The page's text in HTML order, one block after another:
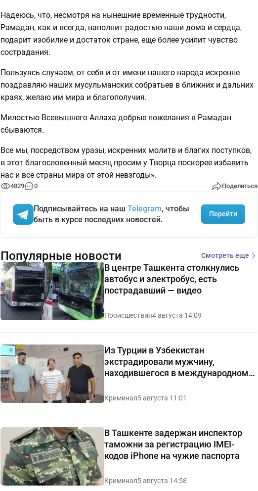
Надеюсь, что, несмотря на нынешние временные трудности,
Рамадан, как и всегда, наполнит радостью наши дома и сердца,
подарит изобилие и достаток стране, еще более усилит чувство
сострадания.
Пользуясь случаем, от себя и от имени нашего народа искренне
поздравляю наших мусульманских собратьев в ближних и дальних
краях, желаю им мира и благополучия.
Милостью Всевышнего Аллаха добрые пожелания в Рамадан
сбываются.
Все мы, посредством уразы, искренних молитв и благих поступков,
в этот благословенный месяц просим у Творца поскорее избавить
нас и все страны мира от этой невзгоды».
4829 0 Поделиться
Подписывайтесь на наш Telegram, чтобы
быть в курсе последних новостей.
Перейти
Популярные новости Смотреть еще
В центре Ташкента столкнулись
автобус и электробус, есть
пострадавший — видео
Происшествия4 августа 14:09
Из Турции в Узбекистан
экстрадировали мужчину,
находившегося в международном
Криминал5 августа 11:01
В Ташкенте задержан инспектор
таможни за регистрацию IMEI-
кодов iPhone на чужие паспорта
Криминал5 августа 14:58